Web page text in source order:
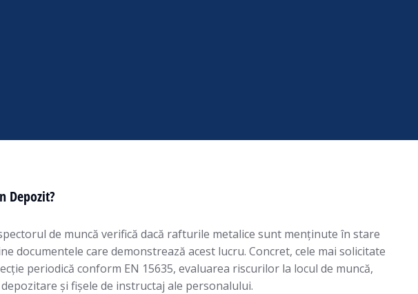
Depozit?
de muncă verifică dacă rafturile metalice sunt menținute în stare
documentele care demonstrează acest lucru. Concret, cele mai solicitate
periodică conform EN 15635, evaluarea riscurilor la locul de muncă,
și fișele de instructaj ale personalului.